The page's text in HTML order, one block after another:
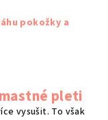
pokožky a
pleti
vysušit. To však